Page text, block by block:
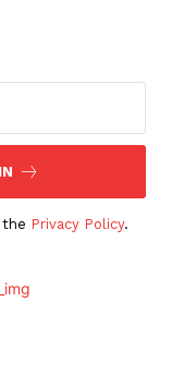
the Privacy Policy.